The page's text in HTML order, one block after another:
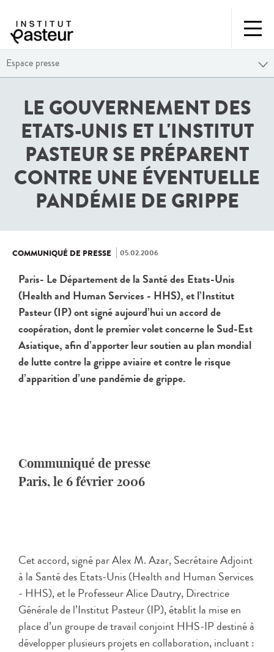
Espace presse
LE GOUVERNEMENT DES
ETATS-UNIS ET L'INSTITUT
PASTEUR SE PRÉPARENT
CONTRE UNE ÉVENTUELLE
PANDÉMIE DE GRIPPE
COMMUNIQUÉ DE PRESSE 05.02.2006
Paris- Le Département de la Santé des Etats-Unis
(Health and Human Services - HHS), et l’Institut
Pasteur (IP) ont signé aujourd’hui un accord de
coopération, dont le premier volet concerne le Sud-Est
Asiatique, afin d’apporter leur soutien au plan mondial
de lutte contre la grippe aviaire et contre le risque
d’apparition d’une pandémie de grippe.
Communiqué de presse
Paris, le 6 février 2006
Cet accord, signé par Alex M. Azar, Secrétaire Adjoint
à la Santé des Etats-Unis (Health and Human Services
- HHS), et le Professeur Alice Dautry, Directrice
Générale de l’Institut Pasteur (IP), établit la mise en
place d’un groupe de travail conjoint HHS-IP destiné à
développer plusieurs projets en collaboration, incluant :